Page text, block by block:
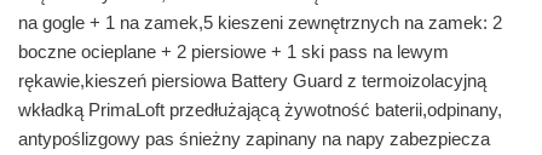
na gogle + 1 na zamek,5 kieszeni zewnętrznych na zamek: 2
boczne ocieplane + 2 piersiowe + 1 ski pass na lewym
rękawie,kieszeń piersiowa Battery Guard z termoizolacyjną
wkładką PrimaLoft przedłużającą żywotność baterii,odpinany,
antypoślizgowy pas śnieżny zapinany na napy zabezpiecza